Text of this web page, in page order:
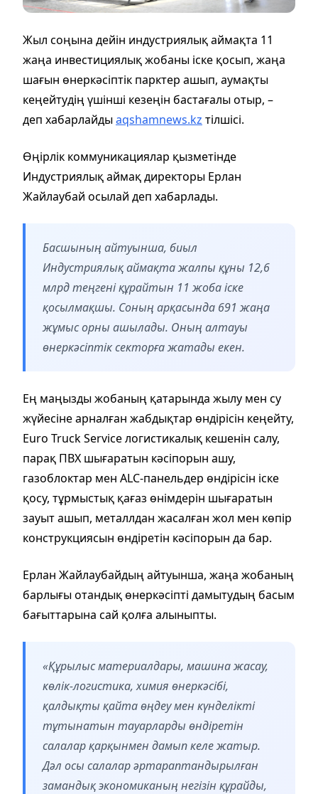
Жыл соңына дейін индустриялық аймақта 11
жаңа инвестициялық жобаны іске қосып, жаңа
шағын өнеркәсіптік парктер ашып, аумақты
кеңейтудің үшінші кезеңін бастағалы отыр, –
деп хабарлайдыaqshamnews.kz тілшісі.
Өңірлік коммуникациялар қызметінде
Индустриялық аймақ директоры Ерлан
Жайлаубай осылай деп хабарлады.
Басшының айтуынша, биыл
Индустриялық аймақта жалпы құны 12,6
млрд теңгені құрайтын 11 жоба іске
қосылмақшы. Соның арқасында 691 жаңа
жұмыс орны ашылады. Оның алтауы
өнеркәсіптік секторға жатады екен.
Ең маңызды жобаның қатарында жылу мен су
жүйесіне арналған жабдықтар өндірісін кеңейту,
Euro Truck Service логистикалық кешенін салу,
парақ ПВХ шығаратын кәсіпорын ашу,
газоблоктар мен ALC-панельдер өндірісін іске
қосу, тұрмыстық қағаз өнімдерін шығаратын
зауыт ашып, металлдан жасалған жол мен көпір
конструкциясын өндіретін кәсіпорын да бар.
Ерлан Жайлаубайдың айтуынша, жаңа жобаның
барлығы отандық өнеркәсіпті дамытудың басым
бағыттарына сай қолға алыныпты.
«Құрылыс материалдары, машина жасау,
көлік-логистика, химия өнеркәсібі,
қалдықты қайта өңдеу мен күнделікті
тұтынатын тауарларды өндіретін
салалар қарқынмен дамып келе жатыр.
Дәл осы салалар әртараптандырылған
замандық экономиканың негізін құрайды,